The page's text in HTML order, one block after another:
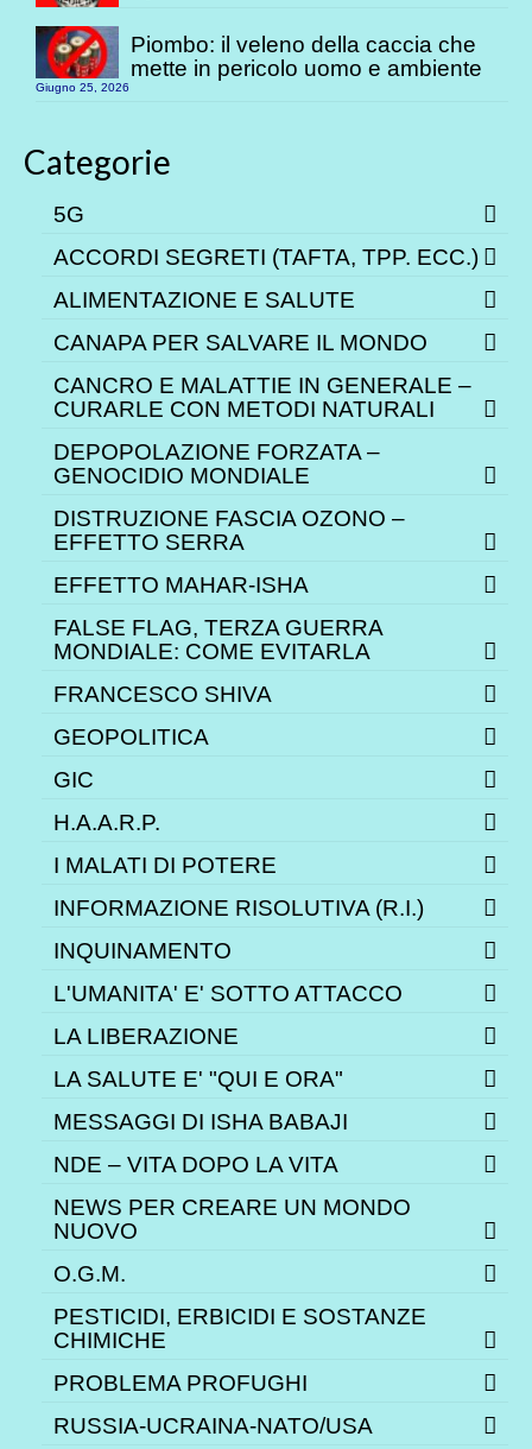
Piombo: il veleno della caccia che
mette in pericolo uomo e ambiente
Giugno 25, 2026
Categorie
5G
ACCORDI SEGRETI (TAFTA, TPP. ECC.)
ALIMENTAZIONE E SALUTE
CANAPA PER SALVARE IL MONDO
CANCRO E MALATTIE IN GENERALE –
CURARLE CON METODI NATURALI
DEPOPOLAZIONE FORZATA –
GENOCIDIO MONDIALE
DISTRUZIONE FASCIA OZONO –
EFFETTO SERRA
EFFETTO MAHAR-ISHA
FALSE FLAG, TERZA GUERRA
MONDIALE: COME EVITARLA
FRANCESCO SHIVA
GEOPOLITICA
GIC
H.A.A.R.P.
I MALATI DI POTERE
INFORMAZIONE RISOLUTIVA (R.I.)
INQUINAMENTO
L'UMANITA' E' SOTTO ATTACCO
LA LIBERAZIONE
LA SALUTE E' "QUI E ORA"
MESSAGGI DI ISHA BABAJI
NDE – VITA DOPO LA VITA
NEWS PER CREARE UN MONDO
NUOVO
O.G.M.
PESTICIDI, ERBICIDI E SOSTANZE
CHIMICHE
PROBLEMA PROFUGHI
RUSSIA-UCRAINA-NATO/USA